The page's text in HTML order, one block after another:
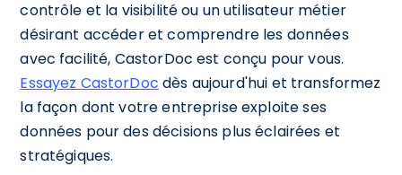
contrôle et la visibilité ou un utilisateur métier
désirant accéder et comprendre les données
avec facilité, CastorDoc est conçu pour vous.
Essayez CastorDoc dès aujourd'hui et transformez
la façon dont votre entreprise exploite ses
données pour des décisions plus éclairées et
stratégiques.